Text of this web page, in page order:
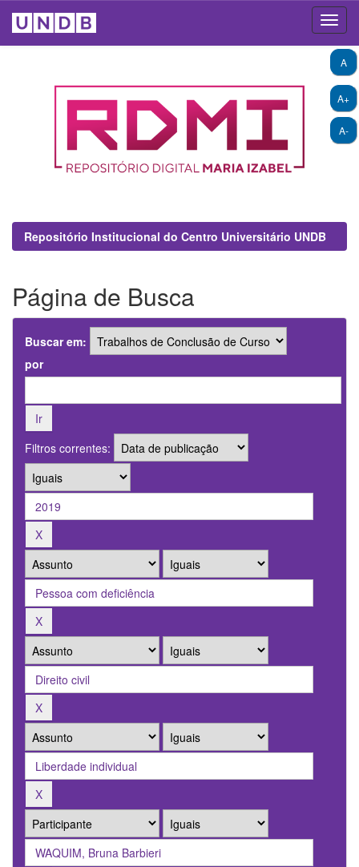
A+
A-
A
Repositório Institucional do Centro Universitário UNDB
Página de Busca
Buscar em:
por
Filtros correntes: